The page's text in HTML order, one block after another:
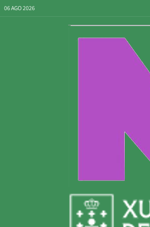
06 AGO 2026